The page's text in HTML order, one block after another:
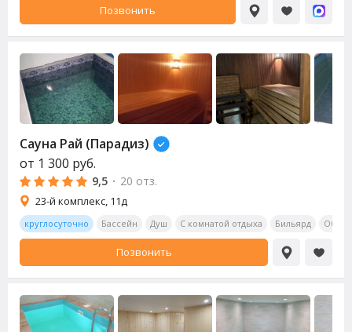
Позвонить
Сауна Рай (Парадиз)
от 1 300 руб.
9,5 · 20 отз.
23-й комплекс, 11д
круглосуточно Бассейн Душ С комнатой отдыха Бильярд
Позвонить